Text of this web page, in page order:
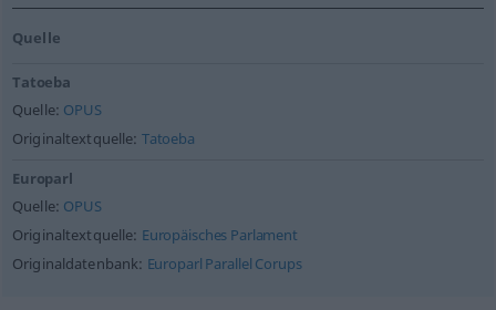
Quelle
Tatoeba
Quelle: OPUS
Originaltextquelle: Tatoeba
Europarl
Quelle: OPUS
Originaltextquelle: Europäisches Parlament
Originaldatenbank: Europarl Parallel Corups